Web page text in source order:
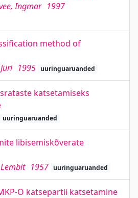
Ingmar 1997
method of
1995 uuringuaruanded
katsetamiseks
uuringuaruanded
libisemiskõverate
1957 uuringuaruanded
O katsepartii katsetamine